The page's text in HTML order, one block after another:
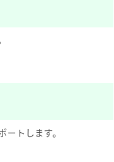
トします。